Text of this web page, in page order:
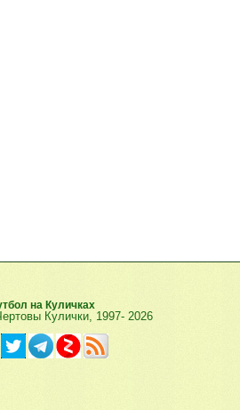
на Куличках
Кулички, 1997- 2026